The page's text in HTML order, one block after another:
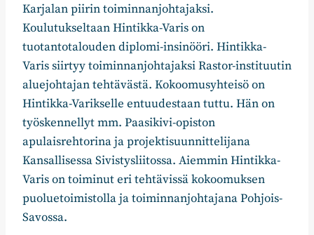
Karjalan piirin toiminnanjohtajaksi.
Koulutukseltaan Hintikka-Varis on
tuotantotalouden diplomi-insinööri. Hintikka-
Varis siirtyy toiminnanjohtajaksi Rastor-instituutin
aluejohtajan tehtävästä. Kokoomusyhteisö on
Hintikka-Varikselle entuudestaan tuttu. Hän on
työskennellyt mm. Paasikivi-opiston
apulaisrehtorina ja projektisuunnittelijana
Kansallisessa Sivistysliitossa. Aiemmin Hintikka-
Varis on toiminut eri tehtävissä kokoomuksen
puoluetoimistolla ja toiminnanjohtajana Pohjois-
Savossa.